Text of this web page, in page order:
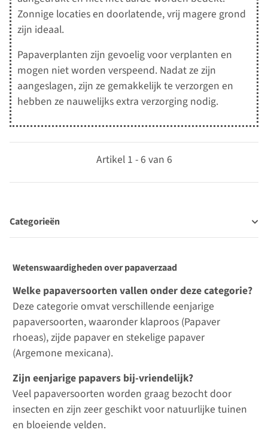
Zonnige locaties en doorlatende, vrij magere grond
zijn ideaal.
Papaverplanten zijn gevoelig voor verplanten en
mogen niet worden verspeend. Nadat ze zijn
aangeslagen, zijn ze gemakkelijk te verzorgen en
hebben ze nauwelijks extra verzorging nodig.
Artikel 1 - 6 van 6
Categorieën
Wetenswaardigheden over papaverzaad
Welke papaversoorten vallen onder deze categorie?
Deze categorie omvat verschillende eenjarige
papaversoorten, waaronder klaproos (Papaver
rhoeas), zijde papaver en stekelige papaver
(Argemone mexicana).
Zijn eenjarige papavers bij-vriendelijk?
Veel papaversoorten worden graag bezocht door
insecten en zijn zeer geschikt voor natuurlijke tuinen
en bloeiende velden.